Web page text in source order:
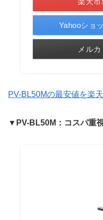
Yahooショ
メル
PV-BL50Mの最安値を楽
▼PV-BL50M：コスパ重